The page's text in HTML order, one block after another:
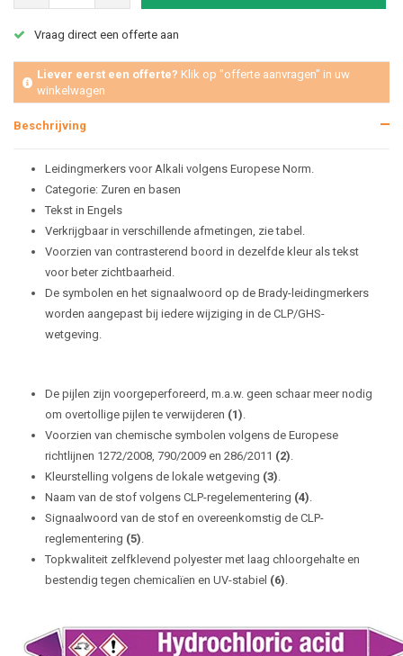
Vraag direct een offerte aan
Liever eerst een offerte? Klik op "offerte aanvragen" in uw
winkelwagen
Beschrijving
Leidingmerkers voor Alkali volgens Europese Norm.
Categorie: Zuren en basen
Tekst in Engels
Verkrijgbaar in verschillende afmetingen, zie tabel.
Voorzien van contrasterend boord in dezelfde kleur als tekst
voor beter zichtbaarheid.
De symbolen en het signaalwoord op de Brady-leidingmerkers
worden aangepast bij iedere wijziging in de CLP/GHS-
wetgeving.
De pijlen zijn voorgeperforeerd, m.a.w. geen schaar meer nodig
om overtollige pijlen te verwijderen (1).
Voorzien van chemische symbolen volgens de Europese
richtlijnen 1272/2008, 790/2009 en 286/2011 (2).
Kleurstelling volgens de lokale wetgeving (3).
Naam van de stof volgens CLP-regelementering (4).
Signaalwoord van de stof en overeenkomstig de CLP-
reglementering (5).
Topkwaliteit zelfklevend polyester met laag chloorgehalte en
bestendig tegen chemicalïen en UV-stabiel (6).